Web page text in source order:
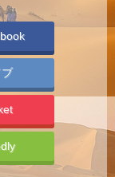
ブ